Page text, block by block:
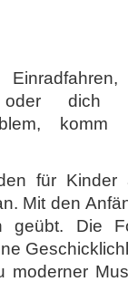
oder dich
komm
für
Mit den
geübt. Die
moderner